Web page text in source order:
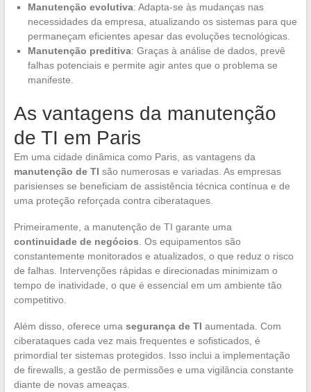
Manutenção evolutiva: Adapta-se às mudanças nas
necessidades da empresa, atualizando os sistemas para que
permaneçam eficientes apesar das evoluções tecnológicas.
Manutenção preditiva: Graças à análise de dados, prevê
falhas potenciais e permite agir antes que o problema se
manifeste.
As vantagens da manutenção
de TI em Paris
Em uma cidade dinâmica como Paris, as vantagens da
manutenção de TI são numerosas e variadas. As empresas
parisienses se beneficiam de assistência técnica contínua e de
uma proteção reforçada contra ciberataques.
Primeiramente, a manutenção de TI garante uma
continuidade de negócios . Os equipamentos são
constantemente monitorados e atualizados, o que reduz o risco
de falhas. Intervenções rápidas e direcionadas minimizam o
tempo de inatividade, o que é essencial em um ambiente tão
competitivo.
Além disso, oferece uma segurança de TI aumentada. Com
ciberataques cada vez mais frequentes e sofisticados, é
primordial ter sistemas protegidos. Isso inclui a implementação
de firewalls, a gestão de permissões e uma vigilância constante
diante de novas ameaças.